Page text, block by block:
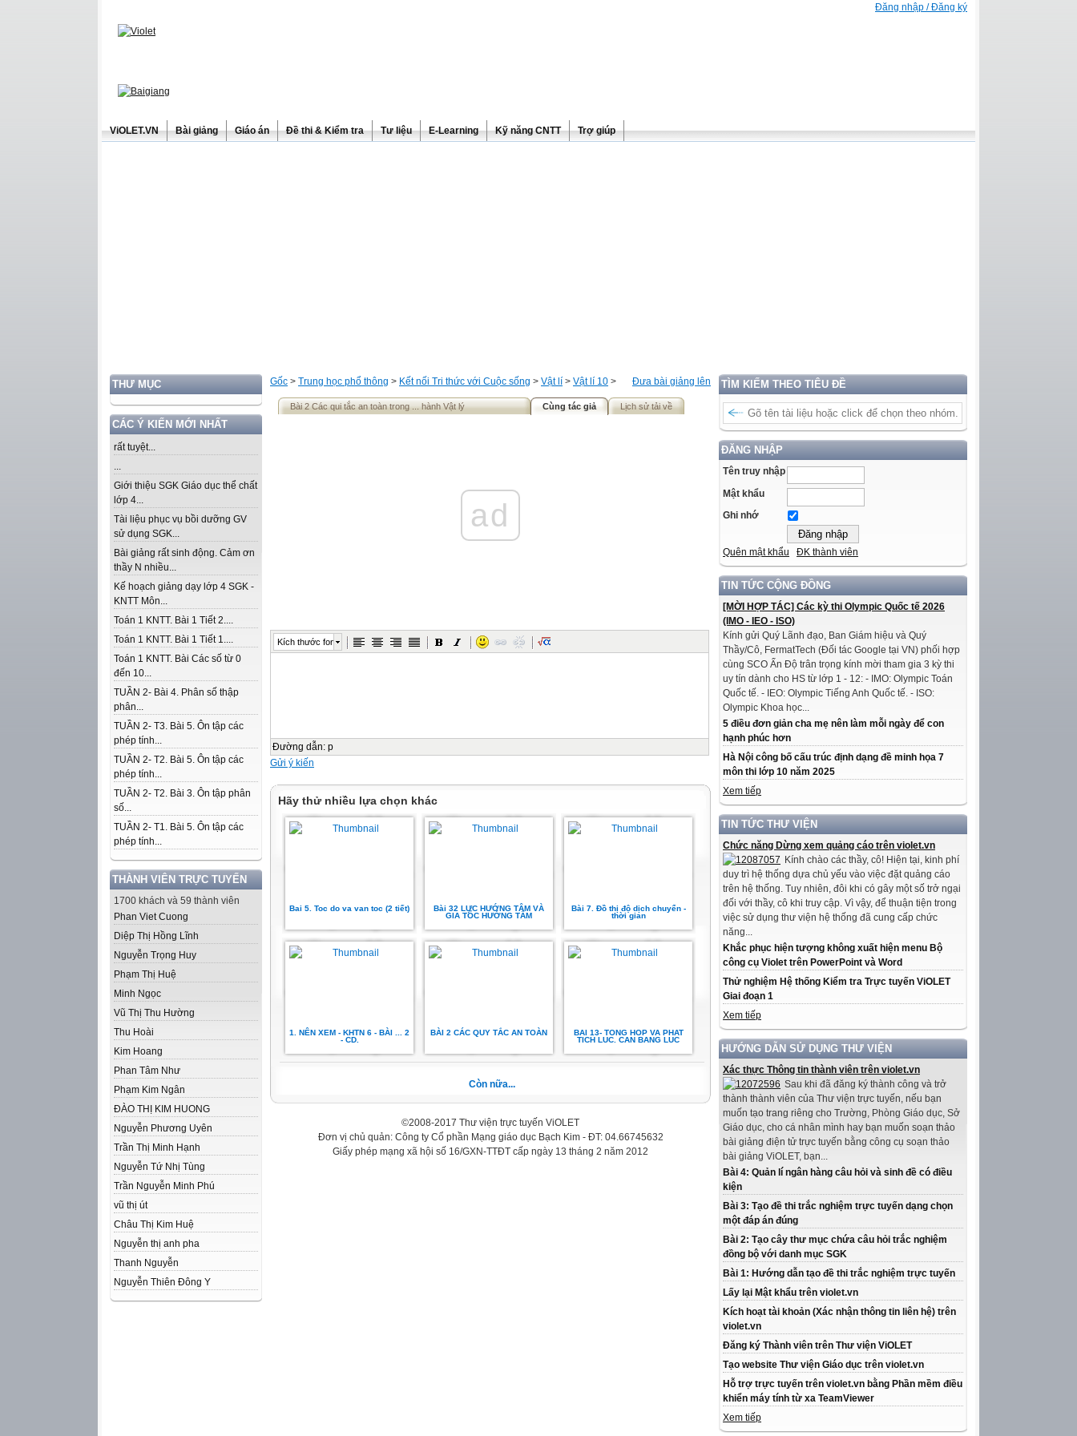
Đăng nhập / Đăng ký
ViOLET.VN Bài giảng Giáo án Đề thi & Kiểm tra Tư liệu E-Learning Kỹ năng CNTT Trợ giúp
THƯ MỤC
CÁC Ý KIẾN MỚI NHẤT
rất tuyệt...
...
Giới thiệu SGK Giáo dục thể chất
lớp 4...
Tài liệu phục vụ bồi dưỡng GV
sử dụng SGK...
Bài giảng rất sinh động. Cảm ơn
thầy N nhiều...
Kế hoạch giảng dạy lớp 4 SGK -
KNTT Môn...
Toán 1 KNTT. Bài 1 Tiết 2....
Toán 1 KNTT. Bài 1 Tiết 1....
Toán 1 KNTT. Bài Các số từ 0
đến 10...
TUẦN 2- Bài 4. Phân số thập
phân...
TUẦN 2- T3. Bài 5. Ôn tập các
phép tính...
TUẦN 2- T2. Bài 5. Ôn tập các
phép tính...
TUẦN 2- T2. Bài 3. Ôn tập phân
số...
TUẦN 2- T1. Bài 5. Ôn tập các
phép tính...
THÀNH VIÊN TRỰC TUYẾN
1700 khách và 59 thành viên
Phan Viet Cuong
Diệp Thị Hồng Lĩnh
Nguyễn Trọng Huy
Phạm Thị Huệ
Minh Ngọc
Vũ Thị Thu Hường
Thu Hoài
Kim Hoang
Phan Tâm Như
Phạm Kim Ngân
ĐÀO THỊ KIM HUONG
Nguyễn Phương Uyên
Trần Thị Minh Hạnh
Nguyễn Tứ Nhị Tùng
Trần Nguyễn Minh Phú
vũ thị út
Châu Thị Kim Huệ
Nguyễn thị anh pha
Thanh Nguyễn
Nguyễn Thiên Đông Y
TÌM KIẾM THEO TIÊU ĐỀ
ĐĂNG NHẬP
Tên truy nhập
Mật khẩu
Ghi nhớ
Quên mật khẩu ĐK thành viên
TIN TỨC CỘNG ĐỒNG
[MỜI HỢP TÁC] Các kỳ thi Olympic Quốc tế 2026
(IMO - IEO - ISO)
Kính gửi Quý Lãnh đạo, Ban Giám hiệu và Quý
Thầy/Cô, FermatTech (Đối tác Google tại VN) phối hợp
cùng SCO Ấn Độ trân trọng kính mời tham gia 3 kỳ thi
uy tín dành cho HS từ lớp 1 - 12: - IMO: Olympic Toán
Quốc tế. - IEO: Olympic Tiếng Anh Quốc tế. - ISO:
Olympic Khoa học...
5 điều đơn giản cha mẹ nên làm mỗi ngày để con
hạnh phúc hơn
Hà Nội công bố cấu trúc định dạng đề minh họa 7
môn thi lớp 10 năm 2025
Xem tiếp
TIN TỨC THƯ VIỆN
Chức năng Dừng xem quảng cáo trên violet.vn
Kính chào các thầy, cô! Hiện tại, kinh phí
duy trì hệ thống dựa chủ yếu vào việc đặt quảng cáo
trên hệ thống. Tuy nhiên, đôi khi có gây một số trở ngại
đối với thầy, cô khi truy cập. Vì vậy, để thuận tiện trong
việc sử dụng thư viện hệ thống đã cung cấp chức
năng...
Khắc phục hiện tượng không xuất hiện menu Bộ
công cụ Violet trên PowerPoint và Word
Thử nghiệm Hệ thống Kiểm tra Trực tuyến ViOLET
Giai đoạn 1
Xem tiếp
HƯỚNG DẪN SỬ DỤNG THƯ VIỆN
Xác thực Thông tin thành viên trên violet.vn
Sau khi đã đăng ký thành công và trở
thành thành viên của Thư viện trực tuyến, nếu bạn
muốn tạo trang riêng cho Trường, Phòng Giáo dục, Sở
Giáo dục, cho cá nhân mình hay bạn muốn soạn thảo
bài giảng điện tử trực tuyến bằng công cụ soạn thảo
bài giảng ViOLET, bạn...
Bài 4: Quản lí ngân hàng câu hỏi và sinh đề có điều
kiện
Bài 3: Tạo đề thi trắc nghiệm trực tuyến dạng chọn
một đáp án đúng
Bài 2: Tạo cây thư mục chứa câu hỏi trắc nghiệm
đồng bộ với danh mục SGK
Bài 1: Hướng dẫn tạo đề thi trắc nghiệm trực tuyến
Lấy lại Mật khẩu trên violet.vn
Kích hoạt tài khoản (Xác nhận thông tin liên hệ) trên
violet.vn
Đăng ký Thành viên trên Thư viện ViOLET
Tạo website Thư viện Giáo dục trên violet.vn
Hỗ trợ trực tuyến trên violet.vn bằng Phần mềm điều
khiển máy tính từ xa TeamViewer
Xem tiếp
Đưa bài giảng lên
Gốc > Trung học phổ thông > Kết nối Tri thức với Cuộc sống > Vật lí > Vật lí 10 >
Bài 2 Các qui tắc an toàn trong ... hành Vật lý Cùng tác giả Lịch sử tải về
ad
Kích thước font
Đường dẫn: p
Gửi ý kiến
Hãy thử nhiều lựa chọn khác
Bai 5. Toc do va van toc (2 tiết)
Bài 32 LỰC HƯỚNG TÂM VÀ
GIA TỐC HƯỚNG TÂM
Bài 7. Đồ thị độ dịch chuyển -
thời gian
1. NÊN XEM - KHTN 6 - BÀI ... 2
- CD.
BÀI 2 CÁC QUY TẮC AN TOÀN
BAI 13- TONG HOP VA PHAT
TICH LUC. CAN BANG LUC
Còn nữa...
©2008-2017 Thư viện trực tuyến ViOLET
Đơn vị chủ quản: Công ty Cổ phần Mạng giáo dục Bạch Kim - ĐT: 04.66745632
Giấy phép mạng xã hội số 16/GXN-TTĐT cấp ngày 13 tháng 2 năm 2012